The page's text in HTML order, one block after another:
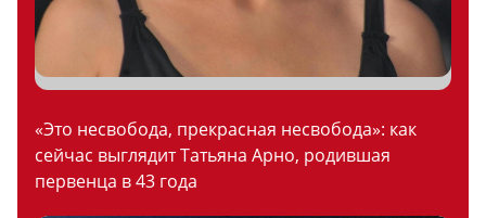
«Это несвобода, прекрасная несвобода»: как
сейчас выглядит Татьяна Арно, родившая
первенца в 43 года